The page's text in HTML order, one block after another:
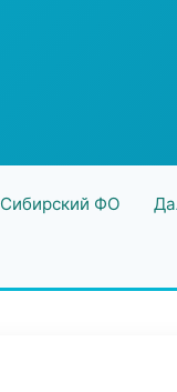
Сибирский ФО